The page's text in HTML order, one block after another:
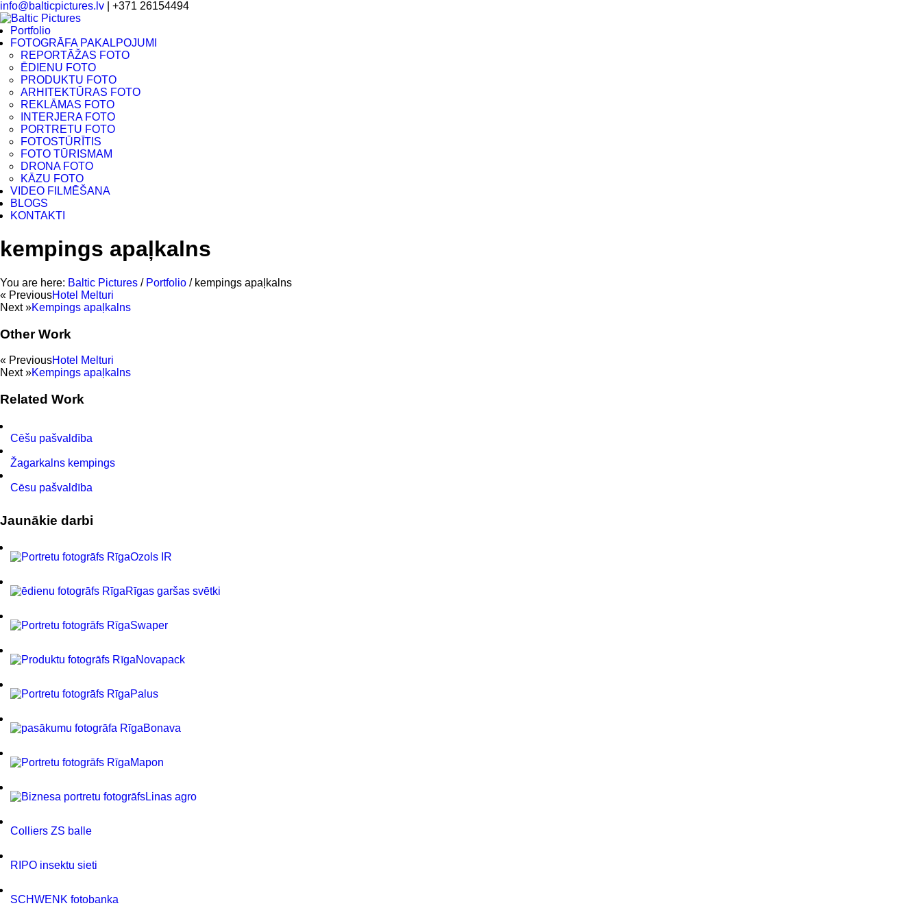
info@balticpictures.lv | +371 26154494
Portfolio
FOTOGRĀFA PAKALPOJUMI
REPORTĀŽAS FOTO
ĒDIENU FOTO
PRODUKTU FOTO
ARHITEKTŪRAS FOTO
REKLĀMAS FOTO
INTERJERA FOTO
PORTRETU FOTO
FOTOSTŪRĪTIS
FOTO TŪRISMAM
DRONA FOTO
KĀZU FOTO
VIDEO FILMĒŠANA
BLOGS
KONTAKTI
kempings apaļkalns
You are here: Baltic Pictures / Portfolio / kempings apaļkalns
« PreviousHotel Melturi
Next »Kempings apaļkalns
Other Work
« PreviousHotel Melturi
Next »Kempings apaļkalns
Related Work
Cēšu pašvaldība
Žagarkalns kempings
Cēsu pašvaldība
Jaunākie darbi
Ozols IR
Rīgas garšas svētki
Swaper
Novapack
Palus
Bonava
Mapon
Linas agro
Colliers ZS balle
RIPO insektu sieti
SCHWENK fotobanka